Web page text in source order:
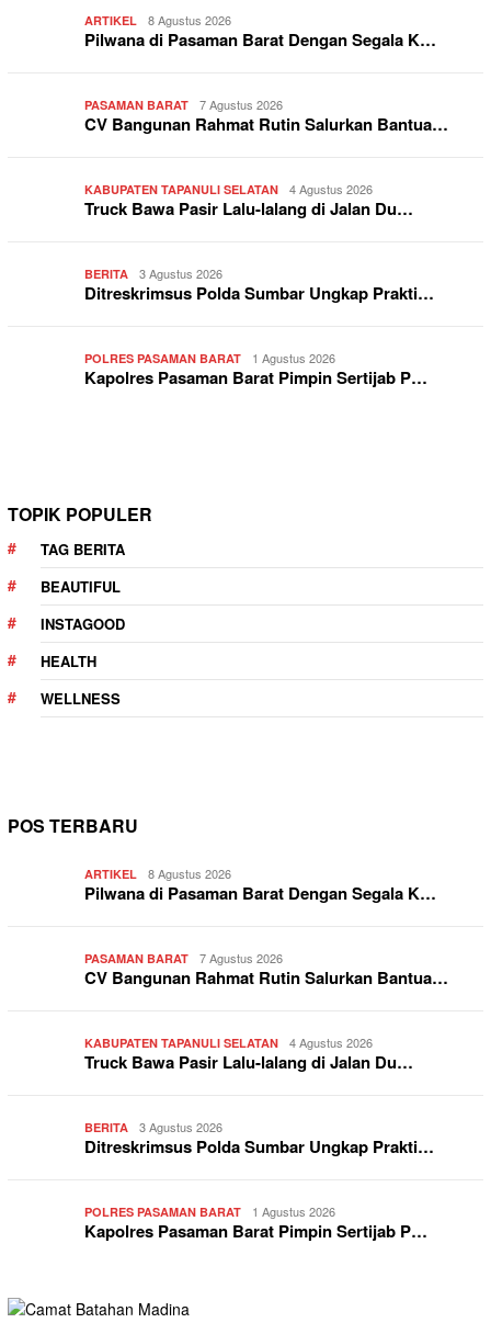
ARTIKEL 8 Agustus 2026
Pilwana di Pasaman Barat Dengan Segala K…
PASAMAN BARAT 7 Agustus 2026
CV Bangunan Rahmat Rutin Salurkan Bantua…
KABUPATEN TAPANULI SELATAN 4 Agustus 2026
Truck Bawa Pasir Lalu-lalang di Jalan Du…
BERITA 3 Agustus 2026
Ditreskrimsus Polda Sumbar Ungkap Prakti…
POLRES PASAMAN BARAT 1 Agustus 2026
Kapolres Pasaman Barat Pimpin Sertijab P…
TOPIK POPULER
TAG BERITA
BEAUTIFUL
INSTAGOOD
HEALTH
WELLNESS
POS TERBARU
ARTIKEL 8 Agustus 2026
Pilwana di Pasaman Barat Dengan Segala K…
PASAMAN BARAT 7 Agustus 2026
CV Bangunan Rahmat Rutin Salurkan Bantua…
KABUPATEN TAPANULI SELATAN 4 Agustus 2026
Truck Bawa Pasir Lalu-lalang di Jalan Du…
BERITA 3 Agustus 2026
Ditreskrimsus Polda Sumbar Ungkap Prakti…
POLRES PASAMAN BARAT 1 Agustus 2026
Kapolres Pasaman Barat Pimpin Sertijab P…